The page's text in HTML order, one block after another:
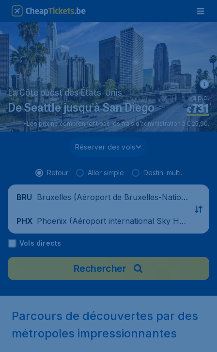
La Côte ouest des États-Unis
De Seattle jusqu'à San Diego €731*
à.p.d.
*Les prix ne comprennent pas les frais d’administration à € 25,90.
Réserver des vols
Retour Aller simple Destin. multi.
BRU Bruxelles (Aéroport de Bruxelles-Nation
PHX Phoenix (Aéroport international Sky Har
bor de Phoenix), États-Unis
Vols directs
Rechercher
Parcours de découvertes par des
métropoles impressionnantes